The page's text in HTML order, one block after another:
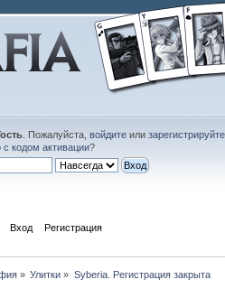
. Пожалуйста, войдитеили
кодом активации?
Вход Регистрация
» Улитки » Syberia. Регистрация закрыта